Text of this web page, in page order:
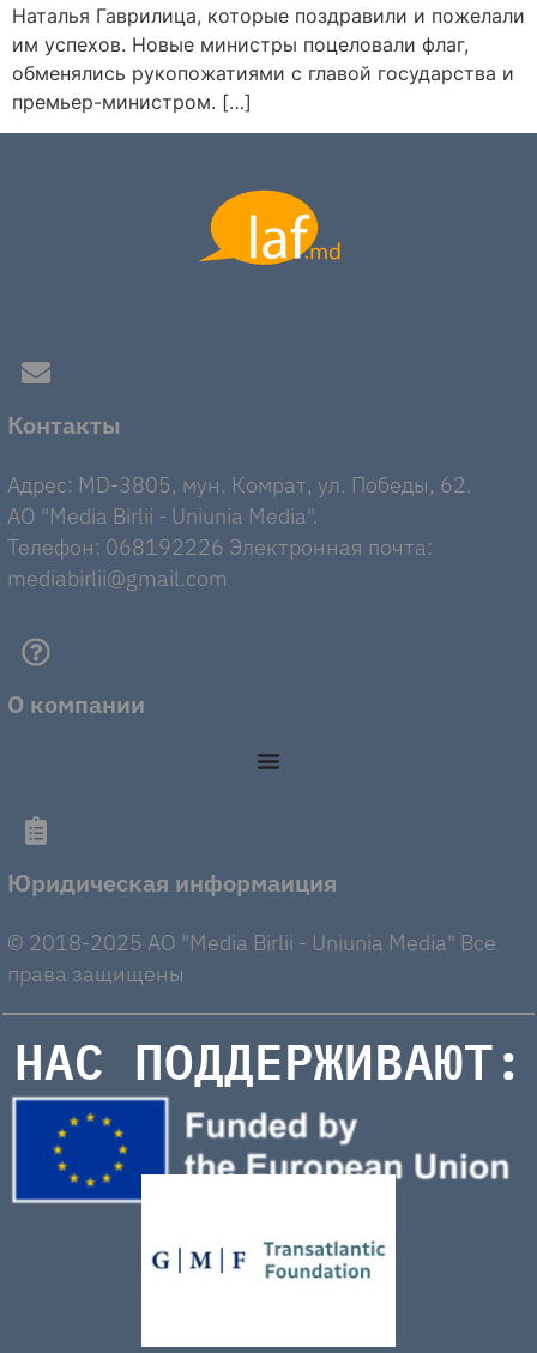
Наталья Гаврилица, которые поздравили и пожелали
им успехов. Новые министры поцеловали флаг,
обменялись рукопожатиями с главой государства и
премьер-министром. […]
Контакты
Адрес: MD-3805, мун. Комрат, ул. Победы, 62.
AO "Media Birlii - Uniunia Media".
Телефон: 068192226 Электронная почта:
mediabirlii@gmail.com
О компании
Юридическая информаиция
© 2018-2025 AO "Media Birlii - Uniunia Media" Все
права защищены
НАС ПОДДЕРЖИВАЮТ: